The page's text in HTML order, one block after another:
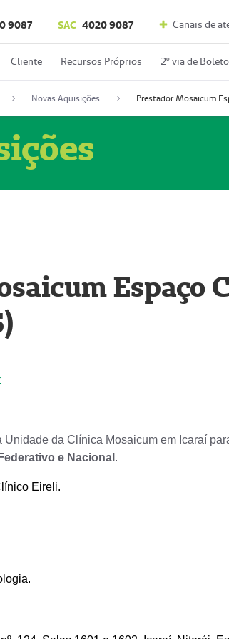
9087 SAC 4020 9087 Canais de
Cliente Recursos Próprios 2º via de Boleto
Novas Aquisições
Espaço
Unidade da Clínica Mosaicum em Icaraí
e Nacional .
Eireli.